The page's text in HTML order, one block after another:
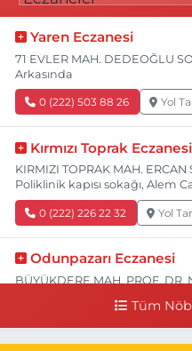
Yaren Eczanesi
71 EVLER MAH. DEDEOĞLU
Arkasında
0 (222) 503 88 26 Yol
Kırmızı Toprak Eczanesi
KIRMIZI TOPRAK MAH.
Poliklinik kapısı sokağı, Alem
0 (222) 226 22 32 Yol
Odunpazarı Eczanesi
BÜYÜKDERE MAH. PROF. DR.
Tüm